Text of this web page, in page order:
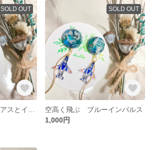
SOLD OUT SOLD OUT
空高く飛ぶ ブルーインパルス
1,000円